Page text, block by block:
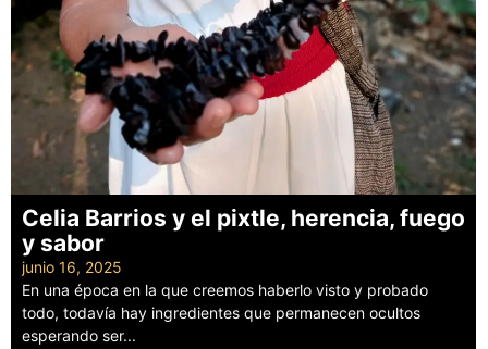
Celia Barrios y el pixtle, herencia, fuego
y sabor
junio 16, 2025
En una época en la que creemos haberlo visto y probado
todo, todavía hay ingredientes que permanecen ocultos
esperando ser...